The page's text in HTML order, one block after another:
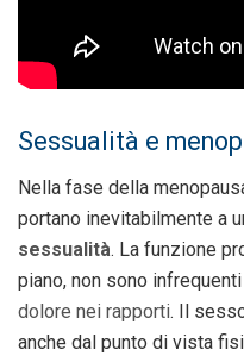
Sessualità e
Nella fase della
portano inevitabilmente a
sessualità. La funzione
piano, non sono
dolore nei rapporti. Il
anche dal punto di vista